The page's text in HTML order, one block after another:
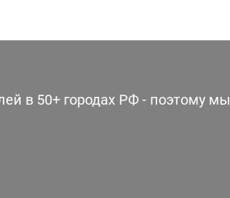
в 50+ городах РФ - поэтому мы